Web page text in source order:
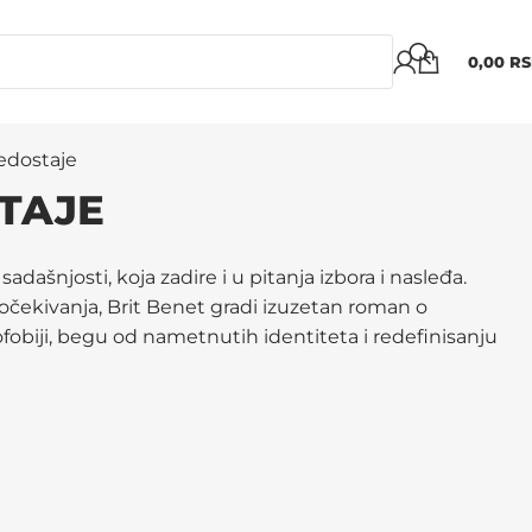
0,00
koja zadire i u pitanja izbora i nasleđa.
Brit Benet gradi izuzetan roman o
begu od nametnutih identiteta i redefinisanju